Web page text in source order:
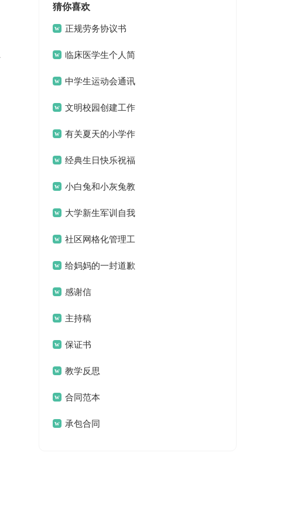
猜你喜欢
正规劳务协议书
临床医学生个人简
历 中学生运动会通讯
稿15篇文明校园创建工作
方案 13篇
有关夏天的小学作
文3篇经典生日快乐祝福
问候语小白兔和小灰兔教
案 大学新生军训自我
鉴定社区网格化管理工
作总结给妈妈的一封道歉
信 感谢信
主持稿
保证书
教学反思
合同范本
承包合同